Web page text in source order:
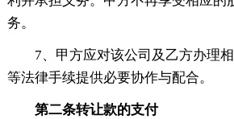
务。
7、甲方应对该公司及乙方办理
等法律手续提供必要协作与配合。
第二条转让款的支付